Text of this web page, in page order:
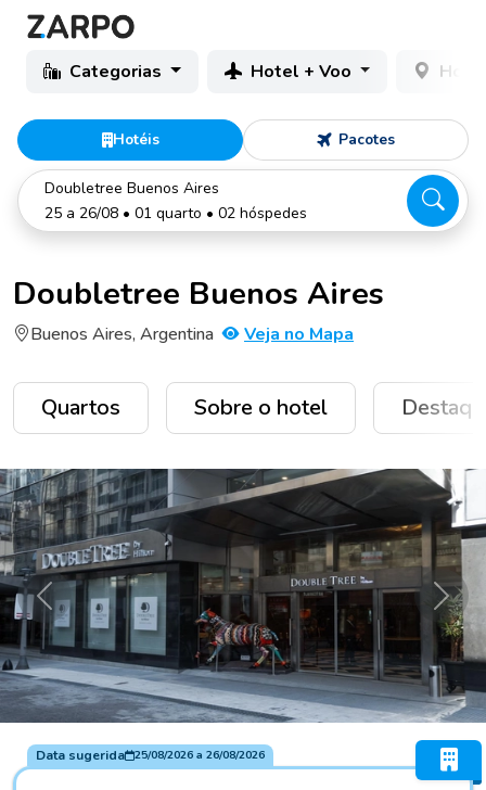
Categorias Hotel + Voo
Hotéis Pacotes
Doubletree Buenos Aires
25 a 26/08 • 01 quarto • 02 hóspedes
Doubletree Buenos Aires
Buenos Aires, Argentina Veja no Mapa
Quartos Sobre o hotel
Anterior
Data sugerida 25/08/2026a 26/08/2026